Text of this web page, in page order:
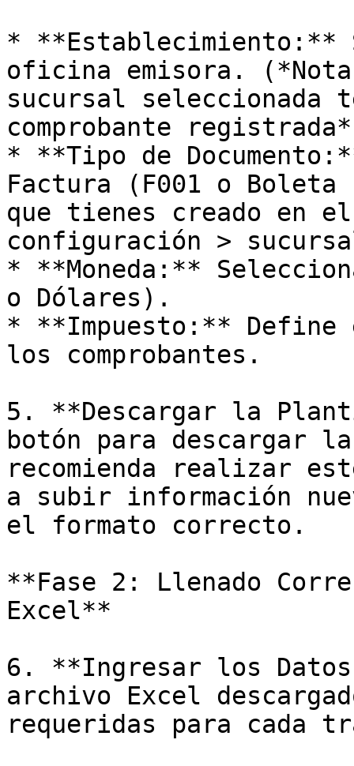
* **Establecimiento:**
oficina emisora.
sucursal seleccionada
comprobante
* **Tipo de
Factura (F001 o
que tienes creado en
configuración >
* **Moneda:**
o Dólares).
* **Impuesto:** Define
los comprobantes.
5. **Descargar la
botón para descargar
recomienda realizar
a subir información
el formato correcto.
**Fase 2: Llenado
Excel**
6. **Ingresar los
archivo Excel
requeridas para cada